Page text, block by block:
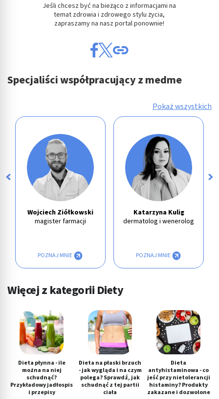
Jeśli chcesz być na bieżąco z informacjami na
temat zdrowia i zdrowego stylu życia,
zapraszamy na nasz portal ponownie!
Specjaliści współpracujący z medme
Pokaż wszystkich
Wojciech Ziółkowski
magister farmacji
POZNAJ MNIE
Katarzyna Kulig
dermatolog i wenerolog
POZNAJ MNIE
Więcej z kategorii Diety
Dieta płynna - ile
można na niej
schudnąć?
Przykładowy jadłospis
i przepisy
Dieta na płaski brzuch
- jak wygląda i na czym
polega? Sprawdź, jak
schudnąć z tej partii
ciała
Dieta
antyhistaminowa - co
jeść przy nietolerancji
histaminy? Produkty
zakazane i dozwolone